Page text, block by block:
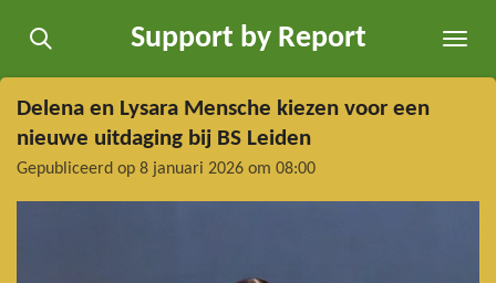
direct
naar
de
hoofdinhoud
Support by Report
Delena en Lysara Mensche kiezen voor een
nieuwe uitdaging bij BS Leiden
Gepubliceerd op 8 januari 2026 om 08:00